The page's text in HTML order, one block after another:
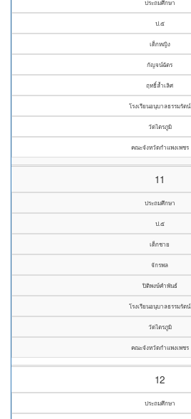
ประถมศึกษา
ป.๕
เด็กหญิง
กัญจน์ฉัตร
ฤทธิ์ล้ำเลิศ
โรงเรียนอนุบาลธรรมรัตน์
วัดไตรภูมิ
คณะจังหวัดกำแพงเพชร
11
ประถมศึกษา
ป.๕
เด็กชาย
จักรพล
ปิติพงษ์คำพันธ์
โรงเรียนอนุบาลธรรมรัตน์
วัดไตรภูมิ
คณะจังหวัดกำแพงเพชร
12
ประถมศึกษา